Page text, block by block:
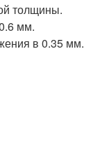
толщины.
мм.
в 0.35 мм.